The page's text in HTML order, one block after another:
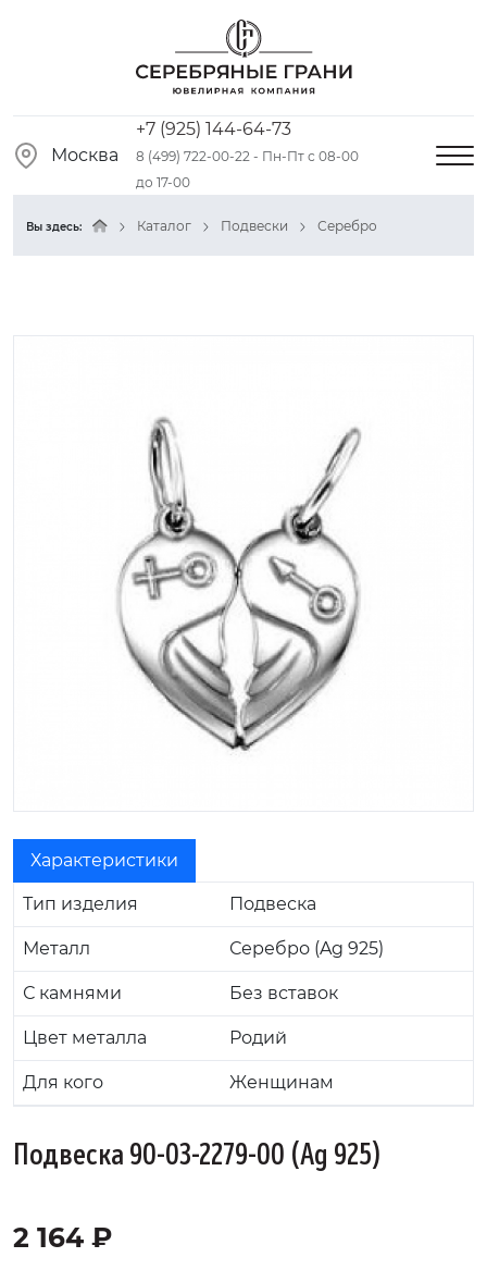
Москва
+7 (925) 144-64-73
8 (499) 722-00-22 - Пн-Пт с 08-00
до 17-00
Вы здесь: Каталог Подвески Серебро
Характеристики
Тип изделия Подвеска
Металл Серебро (Ag 925)
С камнями Без вставок
Цвет металла Родий
Для кого Женщинам
Подвеска 90-03-2279-00 (Ag 925)
2 164 ₽